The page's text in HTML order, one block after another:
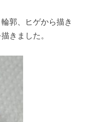
郭、ヒゲから描き
きました。